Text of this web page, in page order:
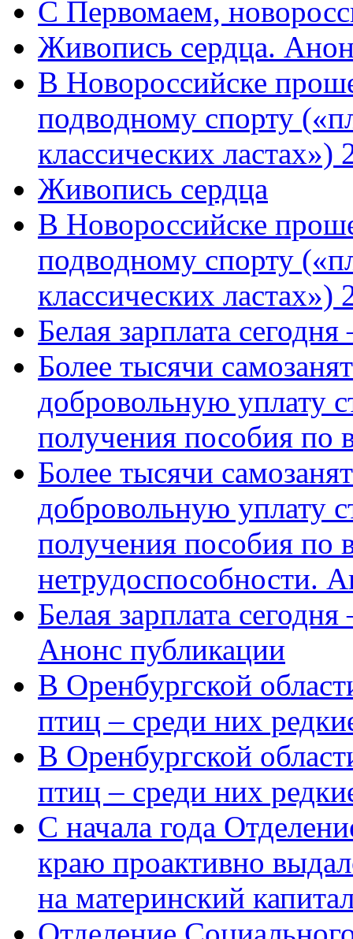
C Первомаем,
Живопись сердца.
В Новороссийске
подводному спорту
классических
Живопись сердца
В Новороссийске
подводному спорту
классических ластах»)
Белая зарплата
Более тысячи
добровольную уплату
получения пособия по
Более тысячи
добровольную уплату
получения пособия по
нетрудоспособности.
Белая зарплата
Анонс публикации
В Оренбургской
птиц – среди них
В Оренбургской
птиц – среди них
С начала года
краю проактивно
на материнский